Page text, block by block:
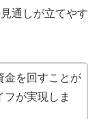
通しが立てやす
金を回すことが
が実現しま